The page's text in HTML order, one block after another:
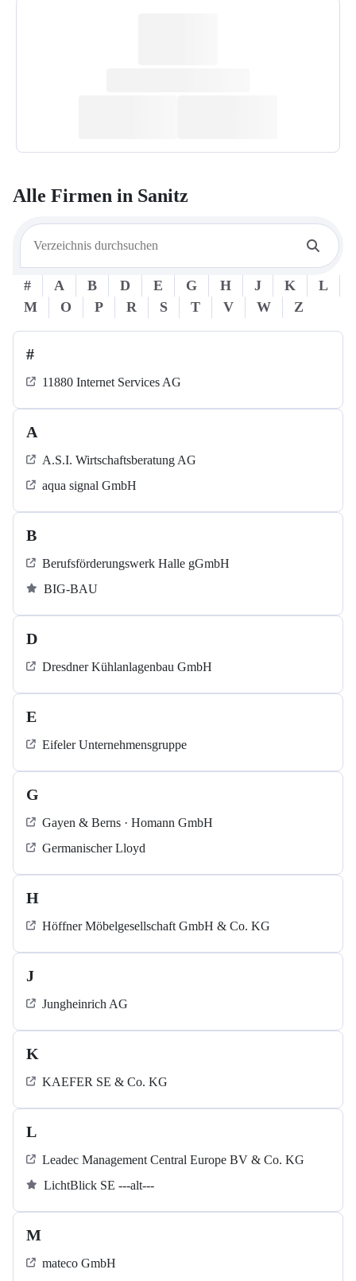
Alle Firmen in Sanitz
# A B D E G H J K
L
M
O P R S T V W Z
#
11880 Internet Services AG
A
A.S.I. Wirtschaftsberatung AG
aqua signal GmbH
B
Berufsförderungswerk Halle gGmbH
BIG-BAU
D
Dresdner Kühlanlagenbau GmbH
E
Eifeler Unternehmensgruppe
G
Gayen & Berns · Homann GmbH
Germanischer Lloyd
H
Höffner Möbelgesellschaft GmbH & Co. KG
J
Jungheinrich AG
K
KAEFER SE & Co. KG
L
Leadec Management Central Europe BV & Co. KG
LichtBlick SE ---alt---
M
mateco GmbH